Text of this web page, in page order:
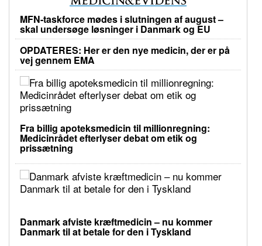
MFN-taskforce mødes i slutningen af august –
skal undersøge løsninger i Danmark og EU
OPDATERES: Her er den nye medicin, der er på
vej gennem EMA
Fra billig apoteksmedicin til millionregning:
Medicinrådet efterlyser debat om etik og
prissætning
Danmark afviste kræftmedicin – nu kommer
Danmark til at betale for den i Tyskland